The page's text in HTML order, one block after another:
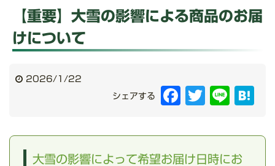
【重要】大雪の影響による商品のお届
けについて
2026/1/22
シェアする Facebook
Twitter Line
大雪の影響によって希望お届け日時にお